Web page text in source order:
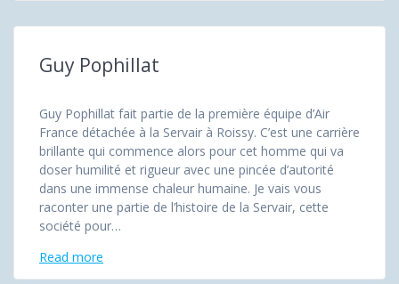
Guy Pophillat
Guy Pophillat fait partie de la première équipe d’Air
France détachée à la Servair à Roissy. C’est une carrière
brillante qui commence alors pour cet homme qui va
doser humilité et rigueur avec une pincée d’autorité
dans une immense chaleur humaine. Je vais vous
raconter une partie de l’histoire de la Servair, cette
société pour…
Read more